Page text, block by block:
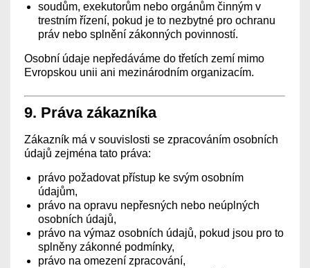
soudům, exekutorům nebo orgánům činným v
trestním řízení, pokud je to nezbytné pro ochranu
práv nebo splnění zákonných povinností.
Osobní údaje nepředáváme do třetích zemí mimo
Evropskou unii ani mezinárodním organizacím.
9. Práva zákazníka
Zákazník má v souvislosti se zpracováním osobních
údajů zejména tato práva:
právo požadovat přístup ke svým osobním
údajům,
právo na opravu nepřesných nebo neúplných
osobních údajů,
právo na výmaz osobních údajů, pokud jsou pro to
splněny zákonné podmínky,
právo na omezení zpracování,